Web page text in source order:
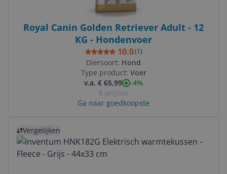
Royal Canin Golden Retriever Adult - 12
KG - Hondenvoer
10.0(1)
Diersoort: Hond
Type product: Voer
v.a. € 65,99
-4%
8 prijzen
Ga naar goedkoopste
Vergelijken